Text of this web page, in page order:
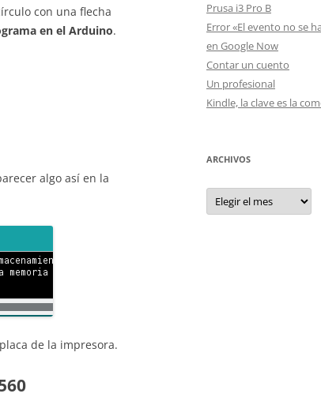
con una flecha
en el Arduino.
algo así en la
de la impresora.
Prusa i3 Pro B
Error «El evento no se
en Google Now
Contar un cuento
Un profesional
Kindle, la clave es la
ARCHIVOS
Archivos